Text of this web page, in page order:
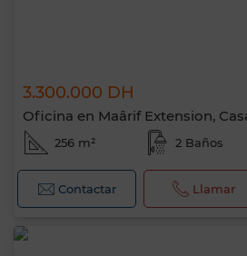
3.300.000 DH
Oficina en Maârif Extension,
256 m² 2 Baños
Contactar Llamar